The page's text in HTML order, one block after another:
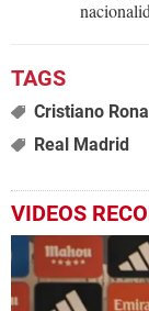
Cristiano
Real Madrid
VIDEOS